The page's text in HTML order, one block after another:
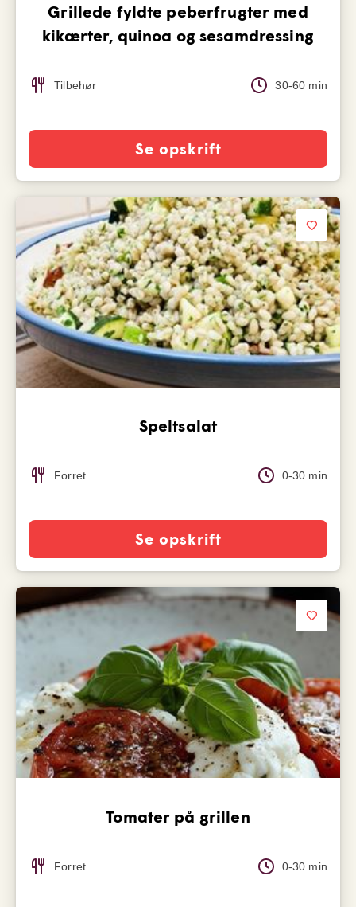
Grillede fyldte peberfrugter med
kikærter, quinoa og sesamdressing
Tilbehør 30-60 min
Se opskrift
Speltsalat
Forret 0-30 min
Se opskrift
Tomater på grillen
Forret 0-30 min